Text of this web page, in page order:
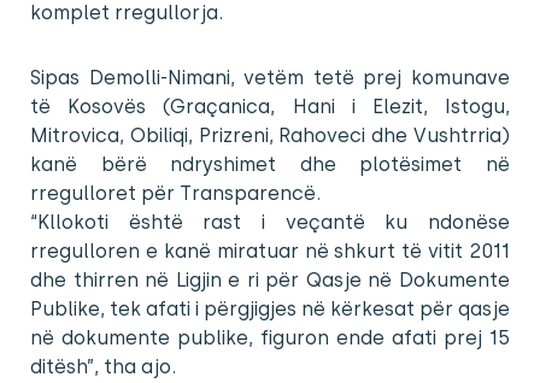
komplet rregullorja.
Sipas Demolli-Nimani, vetëm tetë prej komunave
të Kosovës (Graçanica, Hani i Elezit, Istogu,
Mitrovica, Obiliqi, Prizreni, Rahoveci dhe Vushtrria)
kanë bërë ndryshimet dhe plotësimet në
rregulloret për Transparencë.
“Kllokoti është rast i veçantë ku ndonëse
rregulloren e kanë miratuar në shkurt të vitit 2011
dhe thirren në Ligjin e ri për Qasje në Dokumente
Publike, tek afati i përgjigjes në kërkesat për qasje
në dokumente publike, figuron ende afati prej 15
ditësh”, tha ajo.